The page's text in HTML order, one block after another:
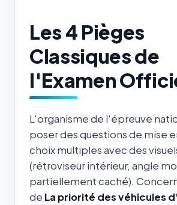
Les 4 Pièges
Classiques de
l'Examen
L'organisme de l'épreuve
poser des questions de mise
choix multiples avec des
(rétroviseur intérieur, angle
partiellement caché).
de La priorité des véhicules